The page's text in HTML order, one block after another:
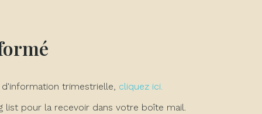
trimestrielle, cliquez ici.
list pour la recevoir dans votre boîte mail.